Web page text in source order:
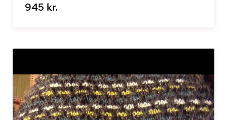
945 kr.